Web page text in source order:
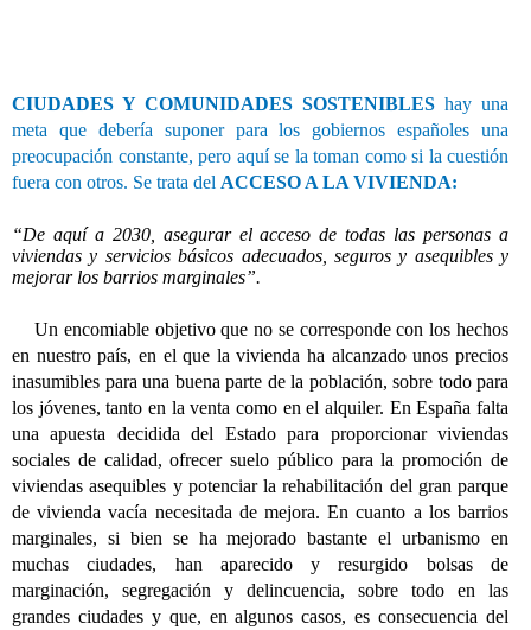
CIUDADES Y COMUNIDADES SOSTENIBLEShay una
meta que debería suponer para los gobiernos españoles una
preocupación constante, pero aquí se la toman como si la cuestión
fuera con otros. Se trata del ACCESO A LA VIVIENDA:
“De aquí a 2030, asegurar el acceso de todas las personas a
viviendas y servicios básicos adecuados, seguros y asequibles y
mejorar los barrios marginales”.
Un encomiable objetivo que no se corresponde con los hechos
en nuestro país, en el que la vivienda ha alcanzado unos precios
inasumibles para una buena parte de la población, sobre todo para
los jóvenes, tanto en la venta como en el alquiler. En España falta
una apuesta decidida del Estado para proporcionar viviendas
sociales de calidad, ofrecer suelo público para la promoción de
viviendas asequibles y potenciar la rehabilitación del gran parque
de vivienda vacía necesitada de mejora. En cuanto a los barrios
marginales, si bien se ha mejorado bastante el urbanismo en
muchas ciudades, han aparecido y resurgido bolsas de
marginación, segregación y delincuencia, sobre todo en las
grandes ciudades y que, en algunos casos, es consecuencia del